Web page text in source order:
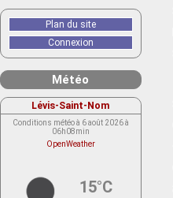
Plan du site
Connexion
Météo
Lévis-Saint-Nom
Conditions météo à 6 août 2026 à
06h08min
OpenWeather
15°C